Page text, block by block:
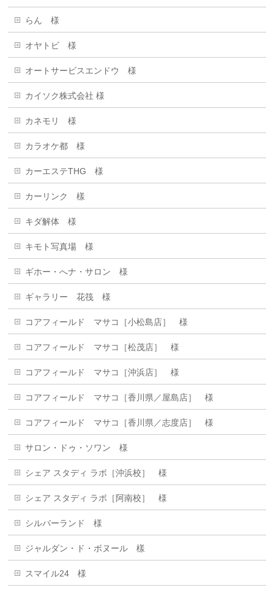
らん 様
オヤトビ 様
オートサービスエンドウ 様
カイソク株式会社 様
カネモリ 様
カラオケ都 様
カーエステTHG 様
カーリンク 樣
キダ解体 様
キモト写真場 様
ギホー・へナ・サロン 様
ギャラリー 花筏 様
コアフィールド マサコ［小松島店］ 様
コアフィールド マサコ［松茂店］ 様
コアフィールド マサコ［沖浜店］ 様
コアフィールド マサコ［香川県／屋島店］ 様
コアフィールド マサコ［香川県／志度店］ 様
サロン・ドゥ・ソワン 様
シェア スタディ ラボ［沖浜校］ 様
シェア スタディ ラボ［阿南校］ 様
シルバーランド 様
ジャルダン・ド・ボヌール 樣
スマイル24 様